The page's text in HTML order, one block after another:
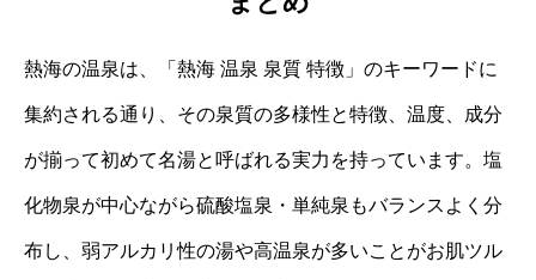
熱海の温泉は、「熱海 温泉 泉質 特徴」のキーワードに
集約される通り、その泉質の多様性と特徴、温度、成分
が揃って初めて名湯と呼ばれる実力を持っています。塩
化物泉が中心ながら硫酸塩泉・単純泉もバランスよく分
布し、弱アルカリ性の湯や高温泉が多いことがお肌ツル